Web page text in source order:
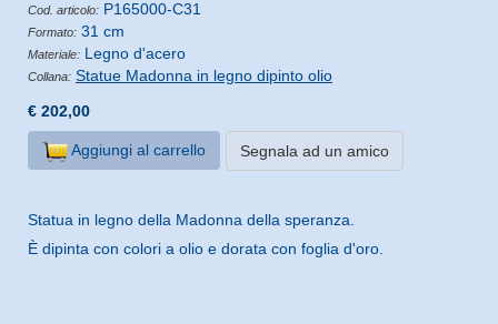
Cod. articolo: P165000-C31
Formato: 31 cm
Materiale: Legno d'acero
Collana: Statue Madonna in legno dipinto olio
€ 202,00
Aggiungi al carrello Segnala ad un amico
Statua in legno della Madonna della speranza.
È dipinta con colori a olio e dorata con foglia d'oro.